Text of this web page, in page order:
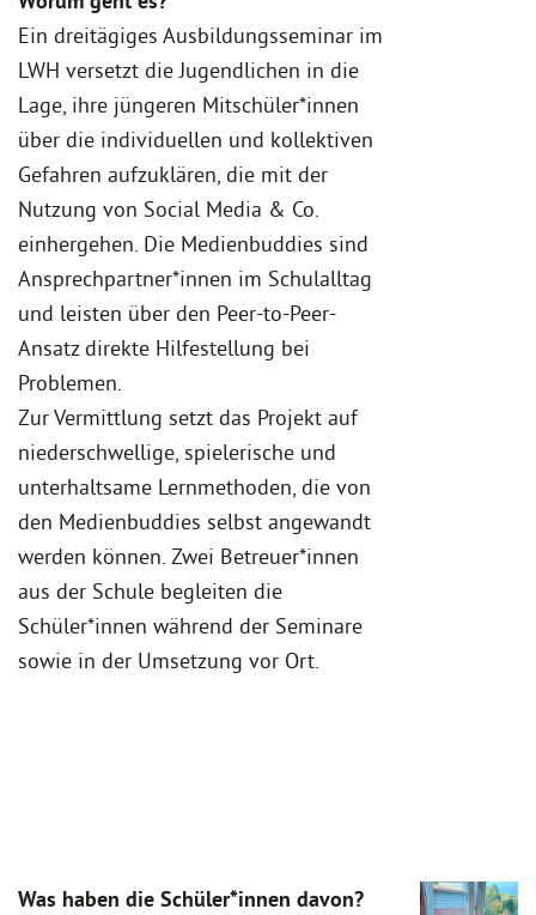
Ein dreitägiges Ausbildungsseminar im
LWH versetzt die Jugendlichen in die
Lage, ihre jüngeren Mitschüler*innen
über die individuellen und kollektiven
Gefahren aufzuklären, die mit der
Nutzung von Social Media & Co.
einhergehen. Die Medienbuddies sind
Ansprechpartner*innen im Schulalltag
und leisten über den Peer-to-Peer-
Ansatz direkte Hilfestellung bei
Problemen.
Zur Vermittlung setzt das Projekt auf
niederschwellige, spielerische und
unterhaltsame Lernmethoden, die von
den Medienbuddies selbst angewandt
werden können. Zwei Betreuer*innen
aus der Schule begleiten die
Schüler*innen während der Seminare
sowie in der Umsetzung vor Ort.
Was haben die Schüler*innen davon?